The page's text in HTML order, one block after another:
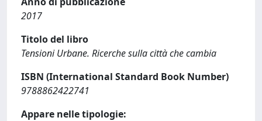
2017
Titolo del libro
Tensioni Urbane. Ricerche sulla città che cambia
ISBN (International Standard Book Number)
9788862422741
Appare nelle tipologie: